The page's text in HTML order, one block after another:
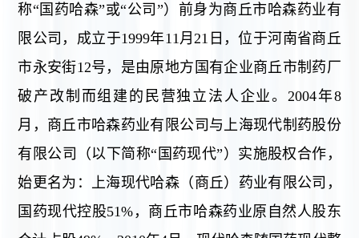
称“国药哈森”或“公司”）前身为商丘市哈森药业有
限公司，成立于1999年11月21日，位于河南省商丘
市永安街12号，是由原地方国有企业商丘市制药厂
破产改制而组建的民营独立法人企业。2004年8
月，商丘市哈森药业有限公司与上海现代制药股份
有限公司（以下简称“国药现代”）实施股权合作，
始更名为：上海现代哈森（商丘）药业有限公司，
国药现代控股51%，商丘市哈森药业原自然人股东